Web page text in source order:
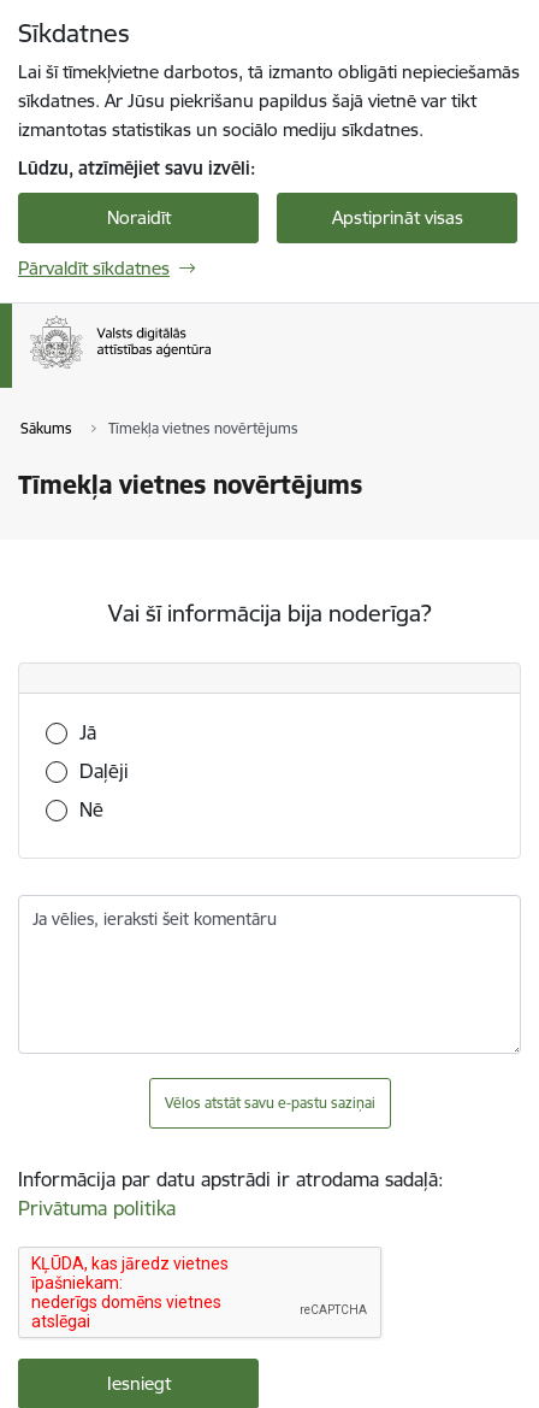
Sīkdatnes
Lai šī tīmekļvietne darbotos, tā izmanto obligāti nepieciešamās
sīkdatnes. Ar Jūsu piekrišanu papildus šajā vietnē var tikt
izmantotas statistikas un sociālo mediju sīkdatnes.
Lūdzu, atzīmējiet savu izvēli:
Noraidīt Apstiprināt visas
Pārvaldīt sīkdatnes
Sākums Tīmekļa vietnes novērtējums
Tīmekļa vietnes novērtējums
Vai šī informācija bija noderīga?
Vai šī informācija bija noderīga?
Jā
Daļēji
Nē
Ja vēlies, ieraksti šeit komentāru
Vēlos atstāt savu e-pastu saziņai
Informācija par datu apstrādi ir atrodama sadaļā:
Privātuma politika